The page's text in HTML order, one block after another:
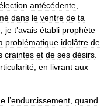
antécédente
dans le ventre de ta
je t’avais établi prophète
problématique idolâtre de
craintes et de ses désirs
en livrant aux
l’endurcissement quand